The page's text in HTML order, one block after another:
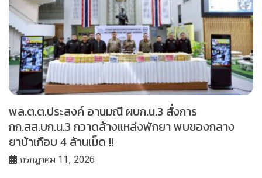
พล.ต.ต.ประสงค์ อานมณี ผบก.น.3 สั่งการ
กก.สส.บก.น.3 กวาดล้างแหล่งพักยา พบของกลาง
ยาบ้าเกือบ 4 ล้านเม็ด !!
กรกฎาคม 11, 2026